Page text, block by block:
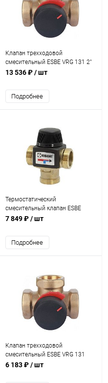
Клапан трехходовой
смесительный ESBE VRG 131 2"
KVS 40
13 536 ₽/ шт
Подробнее
Термостатический
смесительный клапан ESBE
VTA372 20-55°C G1" KVS 3,4
7 849 ₽/ шт
Подробнее
Клапан трехходовой
смесительный ESBE VRG 131
1/2" KVS 0,63
6 183 ₽/ шт